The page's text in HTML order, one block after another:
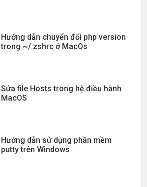
Hướng dẫn chuyển đổi php version
trong ~/.zshrc ở MacOs
Sửa file Hosts trong hệ điều hành
MacOS
Hướng dẫn sử dụng phần mềm
putty trên Windows